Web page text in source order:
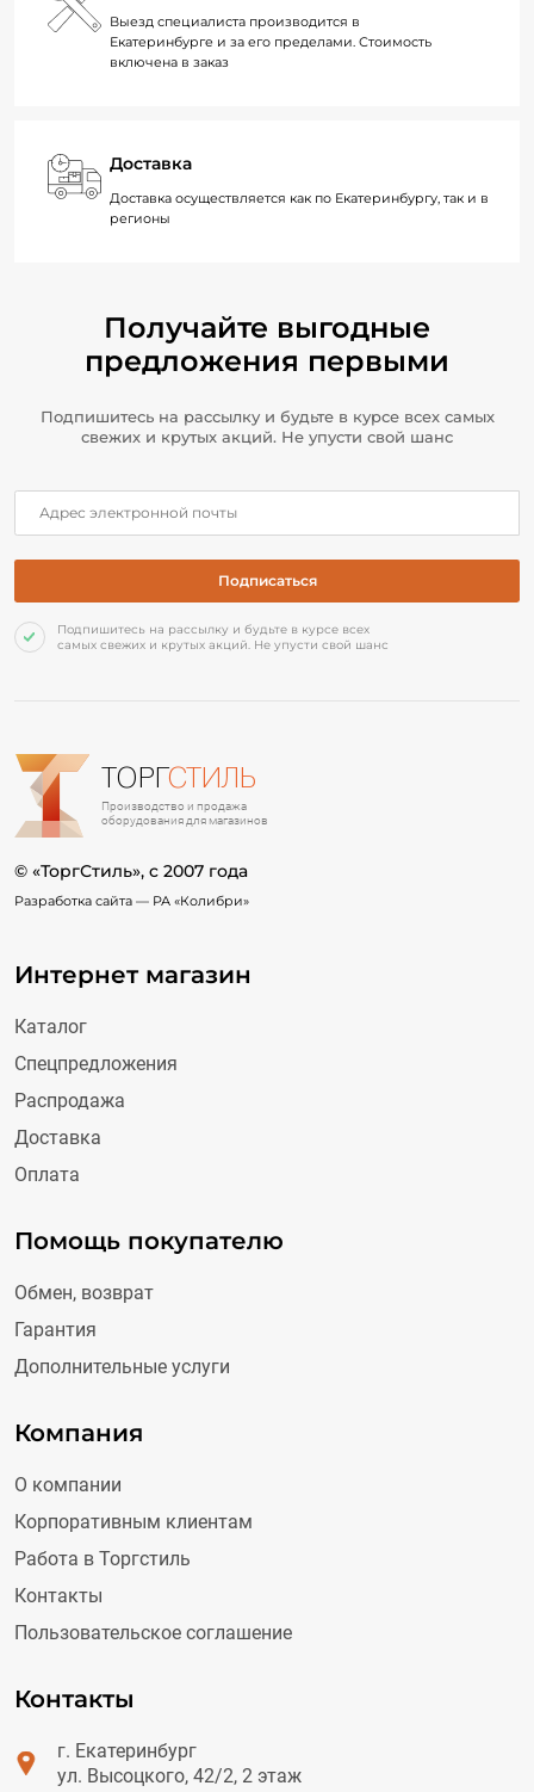
Выезд специалиста производится в
Екатеринбурге и за его пределами. Стоимость
включена в заказ
Доставка
Доставка осуществляется как по Екатеринбургу, так и в
регионы
Получайте выгодные
предложения первыми
Подпишитесь на рассылку и будьте в курсе всех самых
свежих и крутых акций. Не упусти свой шанс
Подпишитесь на рассылку и будьте в курсе всех
самых свежих и крутых акций. Не упусти свой шанс
ТОРГСТИЛЬ
Производство и продажа
оборудования для магазинов
© «ТоргСтиль», c 2007 года
Разработка сайта — РА «Колибри»
Интернет магазин
Каталог
Спецпредложения
Распродажа
Доставка
Оплата
Помощь покупателю
Обмен, возврат
Гарантия
Дополнительные услуги
Компания
О компании
Корпоративным клиентам
Работа в Торгстиль
Контакты
Пользовательское соглашение
Контакты
г. Екатеринбург
ул. Высоцкого, 42/2, 2 этаж